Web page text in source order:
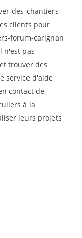
des-chantiers-
clients pour
forum-carignan
n'est pas
trouver des
service d'aide
contact de
à la
leurs projets